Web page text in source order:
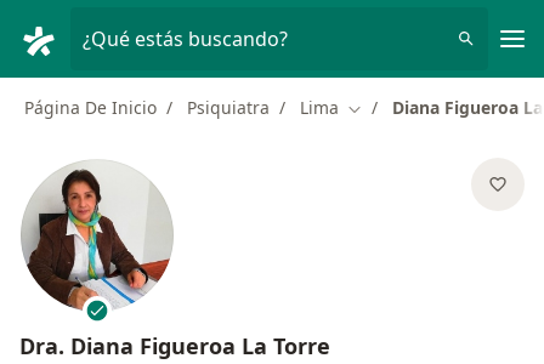
¿Qué estás buscando?
Página De Inicio Psiquiatra Lima Cambiar de ciudad
Diana Figueroa
Dra. Diana Figueroa La Torre